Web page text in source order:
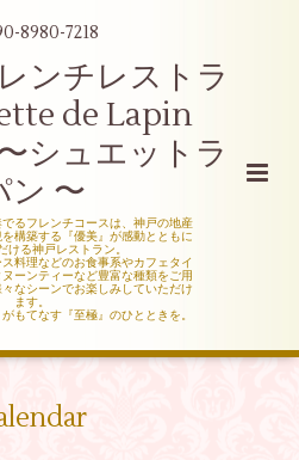
8980-7218
ンチレストラ
de Lapin
エットラ
ン 〜
るフレンチコースは、神戸の地産
構築する『優美』が感動とともに
ける神戸レストラン。
料理などのお食事系やカフェタイ
ーンティーなど豊富な種類をご用
なシーンでお楽しみしていただけ
ます。
もてなす『至極』のひとときを。